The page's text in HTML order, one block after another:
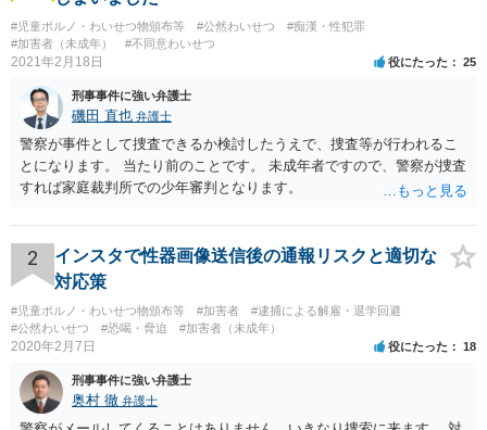
#児童ポルノ・わいせつ物頒布等 #公然わいせつ
#痴漢・性犯罪
#加害者（未成年）
#不同意わいせつ
2021年2月18日 役にたった 25
刑事事件に強い弁護士
磯田 直也 弁護士
警察が事件として捜査できるか検討したうえで、捜査等が行われるこ
とになります。 当たり前のことです。 未成年者ですので、警察が捜査
すれば家庭裁判所での少年審判となります。
2
インスタで性器画像送信後の通報リスクと適切な
対応策
#児童ポルノ・わいせつ物頒布等 #加害者
#逮捕による解雇・退学回避
#公然わいせつ
#恐喝・脅迫 #加害者（未成年）
2020年2月7日 役にたった 18
刑事事件に強い弁護士
奥村 徹 弁護士